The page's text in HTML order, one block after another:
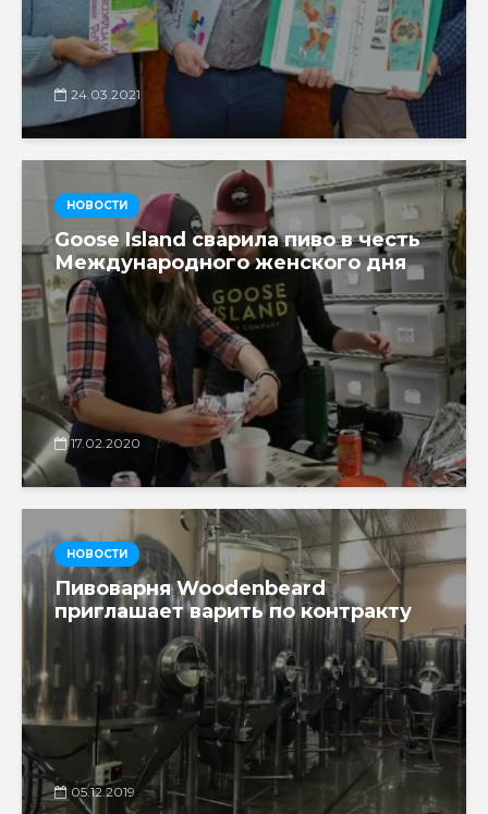
24.03.2021
НОВОСТИ
Goose Island сварила пиво в честь
Международного женского дня
17.02.2020
НОВОСТИ
Пивоварня Woodenbeard
приглашает варить по контракту
05.12.2019